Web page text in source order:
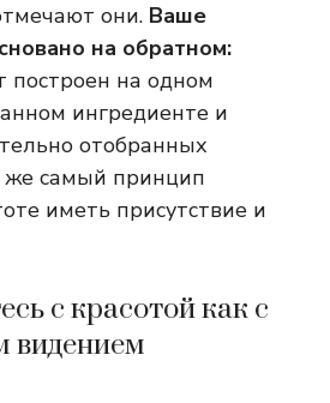
они. Ваше
на обратном:
на одном
ингредиенте и
отобранных
же самый принцип
иметь присутствие и
с красотой как с
видением